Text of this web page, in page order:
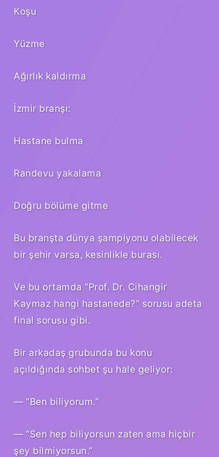
Koşu
Yüzme
Ağırlık kaldırma
İzmir branşı:
Hastane bulma
Randevu yakalama
Doğru bölüme gitme
Bu branşta dünya şampiyonu olabilecek
bir şehir varsa, kesinlikle burası.
Ve bu ortamda “Prof. Dr. Cihangir
Kaymaz hangi hastanede?” sorusu adeta
final sorusu gibi.
Bir arkadaş grubunda bu konu
açıldığında sohbet şu hale geliyor:
— “Ben biliyorum.”
— “Sen hep biliyorsun zaten ama hiçbir
şey bilmiyorsun.”